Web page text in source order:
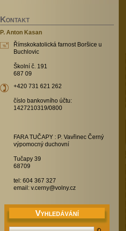
KONTAKT
P. Anton Kasan
Římskokatolická farnost Boršice u
Buchlovic
Školní č. 191
687 09
+420 731 621 262
číslo bankovního účtu:
1427210319/0800
FARA TUČAPY : P. Vavřinec Černý
výpomocný duchovní
Tučapy 39
68709
tel: 604 367 327
email: v.cerny@volny.cz
VYHLEDÁVÁNÍ